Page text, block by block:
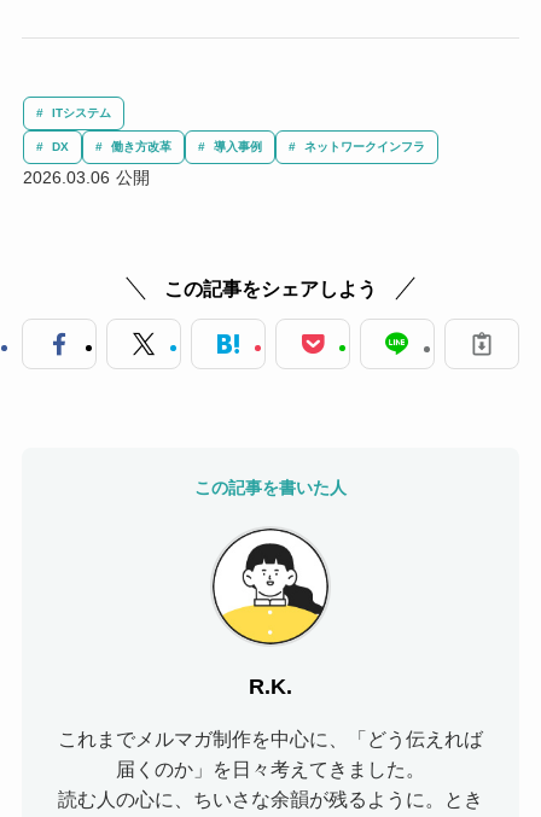
ITシステム
DX 働き方改革 導入事例 ネットワークインフラ
2026.03.06
この記事をシェアしよう
この記事を書いた人
R.K.
これまでメルマガ制作を中心に、「どう伝えれば
届くのか」を日々考えてきました。
読む人の心に、ちいさな余韻が残るように。とき